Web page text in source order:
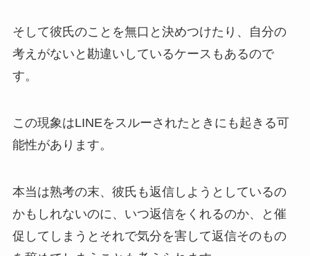
そして彼氏のことを無口と決めつけたり、自分の
考えがないと勘違いしているケースもあるので
す。
この現象はLINEをスルーされたときにも起きる可
能性があります。
本当は熟考の末、彼氏も返信しようとしているの
かもしれないのに、いつ返信をくれるのか、と催
促してしまうとそれで気分を害して返信そのもの